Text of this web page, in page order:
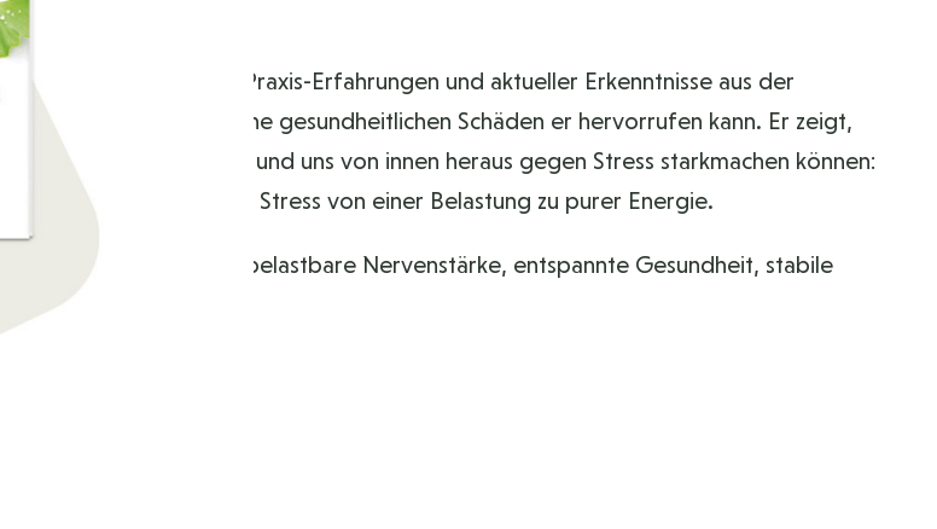
Anhand eigener Praxis-Erfahrungen und aktueller Erkenntnisse aus der
auswirkt und welche gesundheitlichen Schäden er hervorrufen kann. Er zeigt,
aufbauen und uns von innen heraus gegen Stress starkmachen können:
Entspannung wird Stress von einer Belastung zu purer Energie.
Spirale und rein in belastbare Nervenstärke, entspannte Gesundheit, stabile